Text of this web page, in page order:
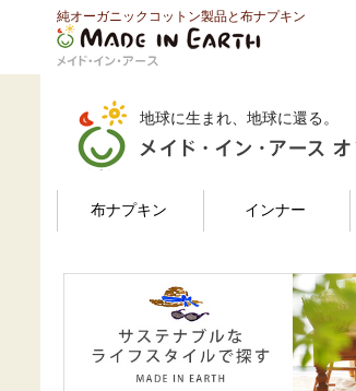
純オーガニックコットン製品と布ナプキン
HOME maria さんのレビュー
地球に生まれ、地球に還る。
検索
布ナプキン インナー